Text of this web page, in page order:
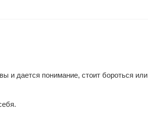
и дается понимание, стоит бороться или